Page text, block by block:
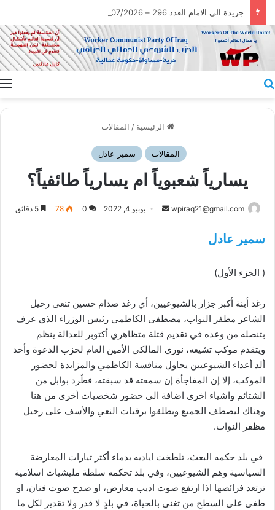
جريدة الى الامام العدد 296 – 28/07/2026
الرئيسية / المقالات
المقالات سمير عادل
يسارياً شعبوياً ام يسارياً طائفياً؟
wpiraq21@gmail.com
أرسليونيو 4, 2022 0
78 5 دقائق
سمير عادل
( الجزء الأول)
رغد أبنة أكبر جزار بالشيوعيين، أي رغد صدام حسين تنعى رحيل
الشاعر مظفر النواب، مصطفى الكاظمي رئيس الوزراء الذي عرف
بتنصله من وعده في تقديم قتلة متظاهري أكتوبر للعدالة ينظم
ويتقدم موكب تشيعه، نوري المالكي الأمين العام لحزب الدعوة وأحد
ألد أعداء الشيوعيين يحاول منافسة الكاظمي والمزايدة لحضور
الموكب، إلا إن المفاجأة إن سمعته قد سبقته، فطٌرد بوابل من
الشتائم واشياء اخرى اضافة الى حضور شخصيات أخرى من هنا
وهناك ليصطف الجميع ويطلقوا برقيات النعي والأسف على رحيل
مظفر النواب.
في بلد حكمه البعث، تلطخت اياديه بدماء أكثر تيارات المعارضة
السياسية وهم الشيوعيين، وفي بلد تحكمه سلطة مليشيات اسلامية
ترتعد فرائصها اذا ارتفع صوت اديب معارض، او صدح صوت فنان، او
طفى على السطح من تغنى بالحياة، في بلدٍ لا قدر ولا تقدير لكل ما